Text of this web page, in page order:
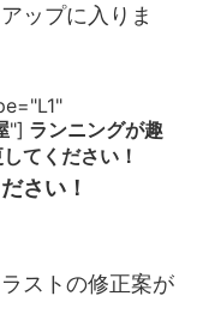
ップに入りま
"] ランニングが趣
てください！
さい！
ストの修正案が